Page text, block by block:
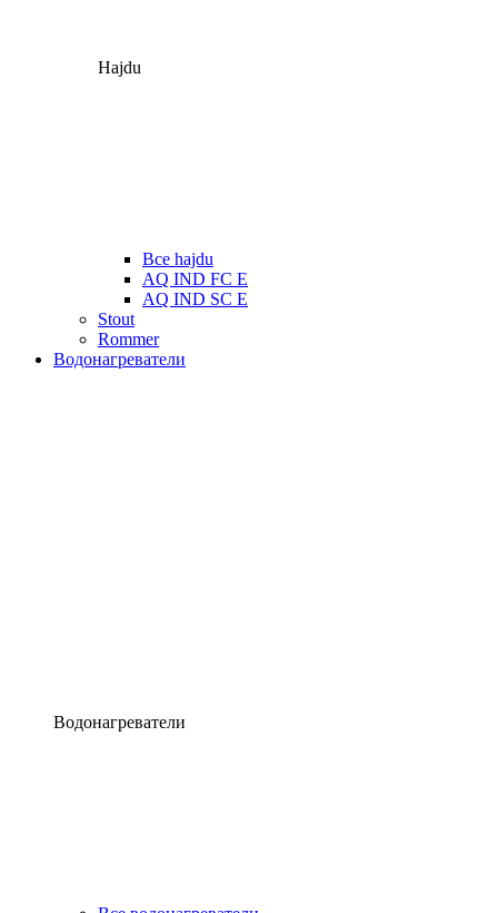
Hajdu
Все hajdu
AQ IND FC E
AQ IND SC E
Stout
Rommer
Водонагреватели
Водонагреватели